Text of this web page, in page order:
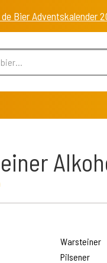
de Bier
Warsteiner
Pilsener